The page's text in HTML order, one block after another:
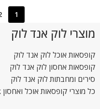
1
מוצרי לוק אנד לוק
קופסאות אוכל לוק אנד לוק
קופסאות אחסון לוק אנד לוק
סירים ומחבתות לוק אנד לוק
כל מוצרי קופסאות אוכל ואחסון Lock&Lock